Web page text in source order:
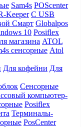
Sam4s POScenter
Keeper С USB
Смарт Globalpos
10 Posiflex
магазина ATOL
сенсорные Atol
Для кофейни Для
Сенсорные
компьютер-
Posiflex
Терминалы-
PosCenter